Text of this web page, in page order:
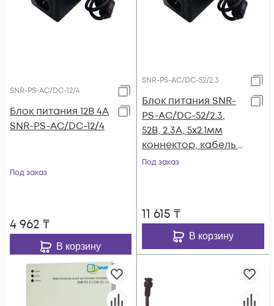
SNR-PS-AC/DC-12/4
Блок питания 12В 4А
SNR-PS-AC/DC-12/4
Под заказ
4 962 ₸
В корзину
SNR-PS-AC/DC-52/2.3
Блок питания SNR-
PS-AC/DC-52/2.3,
52В, 2.3А, 5x2.1мм
коннектор, кабель с
вилкой для подкл. к
Под заказ
11 615 ₸
В корзину